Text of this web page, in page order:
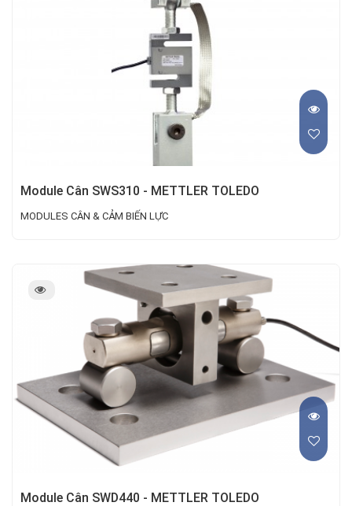
Module Cân SWS310 - METTLER TOLEDO
MODULES CÂN & CẢM BIẾN LỰC
Module Cân SWD440 - METTLER TOLEDO